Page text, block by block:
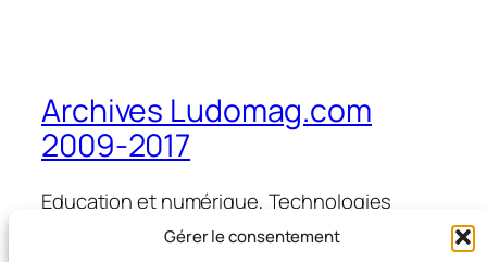
Gérer le consentement
Archives Ludomag.com
2009-2017
Education et numérique, Technologies
d'Apprentissage, e-learning, serious games,